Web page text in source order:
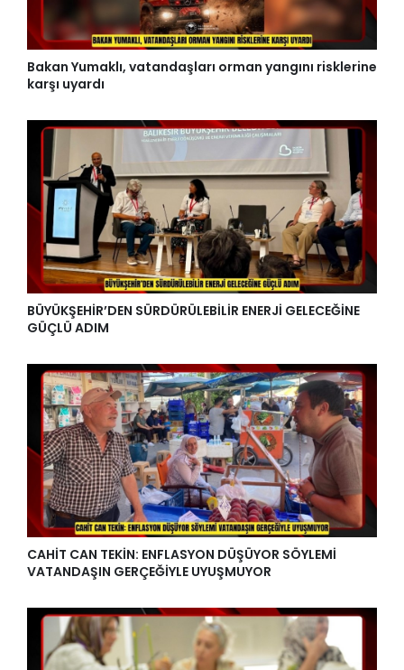
Bakan Yumaklı, vatandaşları orman yangını risklerine
karşı uyardı
BÜYÜKŞEHİR’DEN SÜRDÜRÜLEBİLİR ENERJİ GELECEĞİNE
GÜÇLÜ ADIM
CAHİT CAN TEKİN: ENFLASYON DÜŞÜYOR SÖYLEMİ
VATANDAŞIN GERÇEĞİYLE UYUŞMUYOR